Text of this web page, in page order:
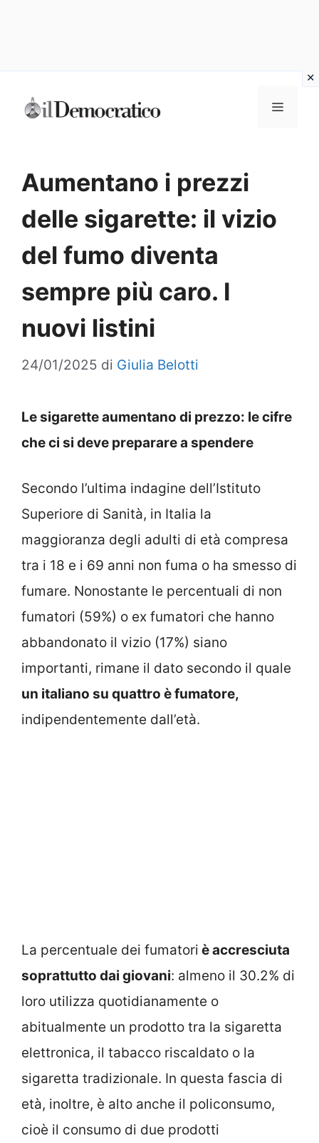
Menu
Aumentano i prezzi
delle sigarette: il vizio
del fumo diventa
sempre più caro. I
nuovi listini
24/01/2025 di Giulia Belotti
Le sigarette aumentano di prezzo: le cifre
che ci si deve preparare a spendere
Secondo l’ultima indagine dell’Istituto
Superiore di Sanità, in Italia la
maggioranza degli adulti di età compresa
tra i 18 e i 69 anni non fuma o ha smesso di
fumare. Nonostante le percentuali di non
fumatori (59%) o ex fumatori che hanno
abbandonato il vizio (17%) siano
importanti, rimane il dato secondo il quale
un italiano su quattro è fumatore,
indipendentemente dall’età.
La percentuale dei fumatori è accresciuta
soprattutto dai giovani: almeno il 30.2% di
loro utilizza quotidianamente o
abitualmente un prodotto tra la sigaretta
elettronica, il tabacco riscaldato o la
sigaretta tradizionale. In questa fascia di
età, inoltre, è alto anche il policonsumo,
cioè il consumo di due prodotti